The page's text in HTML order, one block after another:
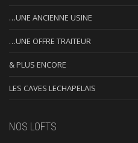
…UNE ANCIENNE USINE
…UNE OFFRE TRAITEUR
& PLUS ENCORE
LES CAVES LECHAPELAIS
NOS LOFTS